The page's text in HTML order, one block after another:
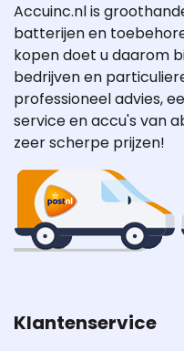
Accuinc.nl is
batterijen en
kopen doet u daarom
bedrijven en
professioneel advies,
service en accu's van
zeer scherpe prijzen!
Klantenservice